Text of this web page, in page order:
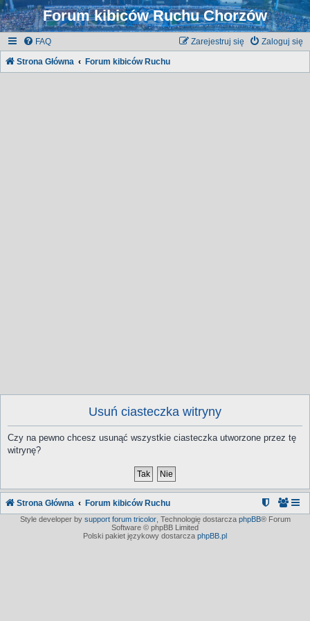
Forum kibiców Ruchu Chorzów
FAQ Zaloguj się
Zarejestruj się
Strona Główna Forum kibiców Ruchu
Usuń ciasteczka witryny
Czy na pewno chcesz usunąć wszystkie ciasteczka utworzone przez tę
witrynę?
Strona Główna Forum kibiców Ruchu
Style developer by support forum tricolor, Technologię dostarcza phpBB® Forum
Software © phpBB Limited
Polski pakiet językowy dostarcza phpBB.pl